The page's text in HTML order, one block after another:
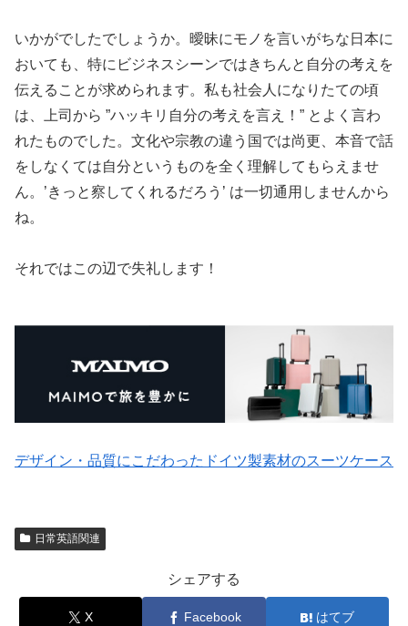
いかがでしたでしょうか。曖昧にモノを言いがちな日本に
おいても、特にビジネスシーンではきちんと自分の考えを
伝えることが求められます。私も社会人になりたての頃
は、上司から ”ハッキリ自分の考えを言え！” とよく言わ
れたものでした。文化や宗教の違う国では尚更、本音で話
をしなくては自分というものを全く理解してもらえませ
ん。’きっと察してくれるだろう’ は一切通用しませんから
ね。
それではこの辺で失礼します！
デザイン・品質にこだわったドイツ製素材のスーツケース
日常英語関連
シェアする
X Facebook はてブ